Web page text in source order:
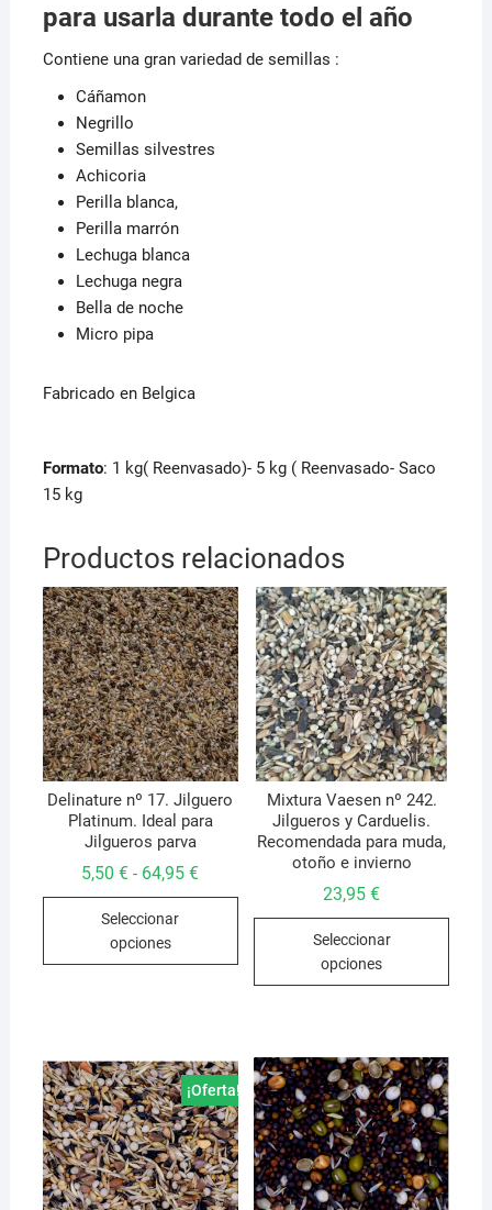
para usarla durante todo el año
Contiene una gran variedad de semillas :
Cáñamon
Negrillo
Semillas silvestres
Achicoria
Perilla blanca,
Perilla marrón
Lechuga blanca
Lechuga negra
Bella de noche
Micro pipa
Fabricado en Belgica
Formato: 1 kg( Reenvasado)- 5 kg ( Reenvasado- Saco
15 kg
Productos relacionados
Delinature nº 17. Jilguero
Platinum. Ideal para
Jilgueros parva
5,50€ - 64,95€Rango
64,95 €
Seleccionar
opciones
Este
múltiples
opciones
se
pueden
elegir
en
la
Mixtura Vaesen nº 242.
Jilgueros y Carduelis.
Recomendada para muda,
otoño e invierno
23,95€
Seleccionar
opciones
Este
Las
se
elegir
¡Oferta!